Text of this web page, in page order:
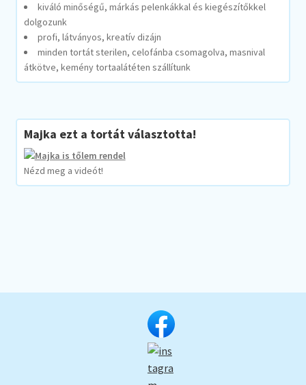
kiváló minőségű, márkás pelenkákkal és kiegészítőkkel
dolgozunk
profi, látványos, kreatív dizájn
minden tortát sterilen, celofánba csomagolva, masnival
átkötve, kemény tortaalátéten szállítunk
Majka ezt a tortát választotta!
Nézd meg a videót!